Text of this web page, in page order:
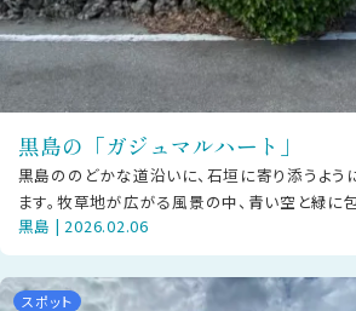
黒島の「ガジュマルハート」
黒島ののどかな道沿いに、石垣に寄り添うよう
ます。牧草地が広がる風景の中、青い空と緑に
しい静かな時間を感じさせます。
黒島 | 2026.02.06
スポット